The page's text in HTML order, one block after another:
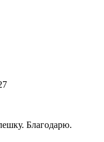
Благодарю.